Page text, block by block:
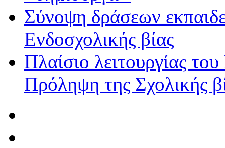
Σύνοψη δράσεων
Ενδοσχολικής βίας
Πλαίσιο λειτουργίας
Πρόληψη της Σχολικής